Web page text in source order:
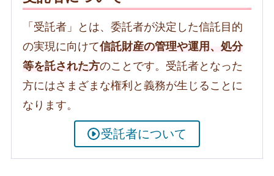
「受託者」とは、委託者が決定した信託目的
の実現に向けて信託財産の管理や運用、処分
等を託された方のことです。受託者となった
方にはさまざまな権利と義務が生じることに
なります。
受託者について